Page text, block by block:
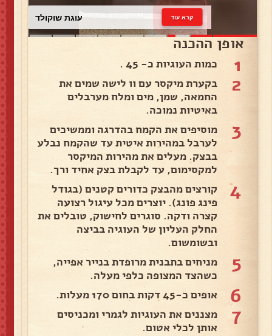
עוגת שוקולד קרא עוד
אופן ההכנה
1 כמות העוגיות כ- 45 .
2
בקערת מיקסר עם וו לישה שמים את
החמאה, שמן, מים ומלח מערבלים
באיטיות נמוכה.
3
מוסיפים את הקמח בהדרגה וממשיכים
לערבל במהירות איטית עד שהקמח נבלע
בבצק. מעלים את מהירות המיקסר
למקסימום, עד לקבלת בצק אחיד ורך.
4
קורצים מהבצק כדורים קטנים (בגודל
פינג פונג). יוצרים מכל עיגול רצועה
קצרה ודקה. סוגרים לחישוק, טובלים את
החלק העליון של העוגיה בביצה
ובשומשום.
5
מניחים בתבנית מרופדת בנייר אפייה,
כשהצד המצופה כלפי מעלה.
6 אופים כ-45 דקות בחום 170 מעלות.
7
מצננים את העוגיות לגמרי ומכניסים
אותן לכלי אטום.